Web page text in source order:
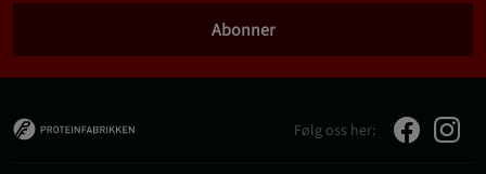
Abonner
Følg oss her: